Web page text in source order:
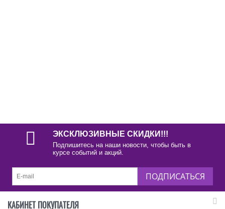
ЭКСКЛЮЗИВНЫЕ СКИДКИ!!!
Подпишитесь на наши новости, чтобы быть в
курсе событий и акций.
ПОДПИСАТЬСЯ
КАБИНЕТ ПОКУПАТЕЛЯ